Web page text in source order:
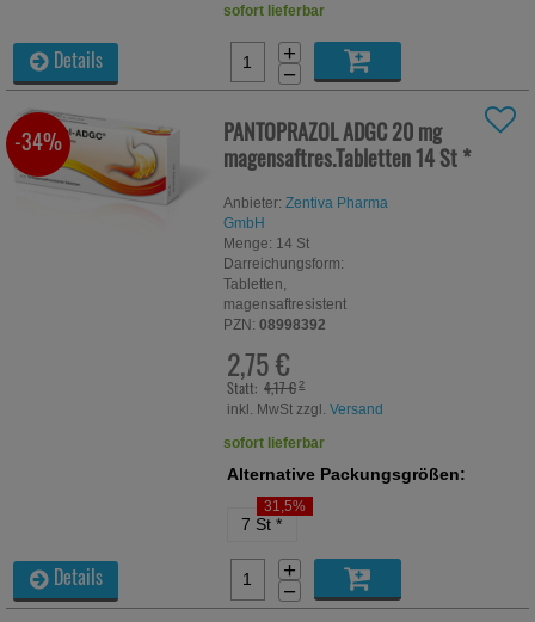
sofort lieferbar
+
−
Details
PANTOPRAZOL ADGC 20 mg
magensaftres.Tabletten14 St*
Anbieter: Zentiva Pharma
GmbH
Menge: 14 St
Darreichungsform:
Tabletten,
magensaftresistent
PZN: 08998392
2,75 €
Statt: 4,17 €²
inkl. MwSt zzgl.Versand
-34%
sofort lieferbar
Alternative Packungsgrößen:
7 St*
31,5%
+
−
Details